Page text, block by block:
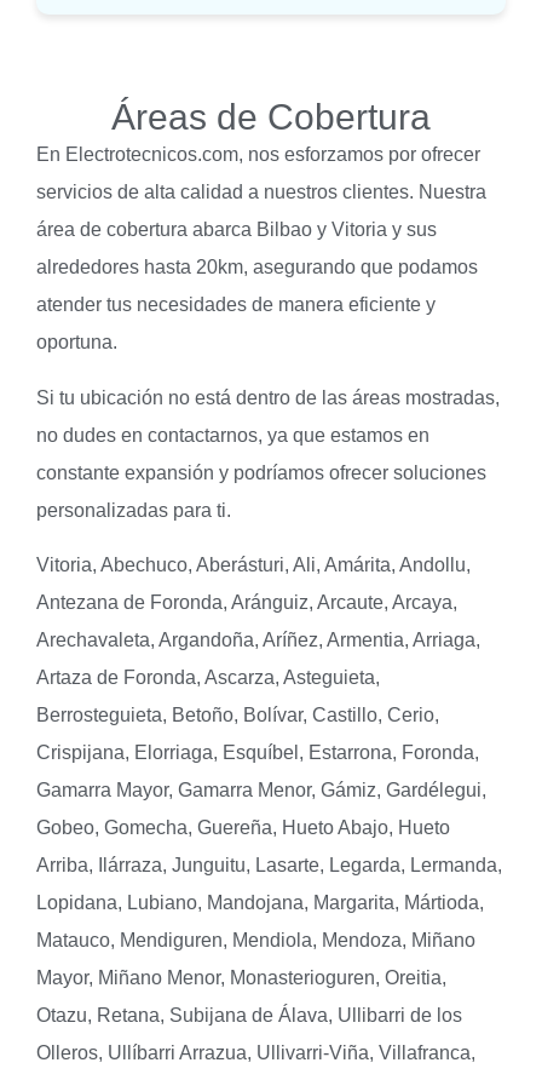
Áreas de Cobertura
En Electrotecnicos.com, nos esforzamos por ofrecer
servicios de alta calidad a nuestros clientes. Nuestra
área de cobertura abarca Bilbao y Vitoria y sus
alrededores hasta 20km, asegurando que podamos
atender tus necesidades de manera eficiente y
oportuna.
Si tu ubicación no está dentro de las áreas mostradas,
no dudes en contactarnos, ya que estamos en
constante expansión y podríamos ofrecer soluciones
personalizadas para ti.
Vitoria, Abechuco, Aberásturi, Ali, Amárita, Andollu,
Antezana de Foronda, Aránguiz, Arcaute, Arcaya,
Arechavaleta, Argandoña, Aríñez, Armentia, Arriaga,
Artaza de Foronda, Ascarza, Asteguieta,
Berrosteguieta, Betoño, Bolívar, Castillo, Cerio,
Crispijana, Elorriaga, Esquíbel, Estarrona, Foronda,
Gamarra Mayor, Gamarra Menor, Gámiz, Gardélegui,
Gobeo, Gomecha, Guereña, Hueto Abajo, Hueto
Arriba, Ilárraza, Junguitu, Lasarte, Legarda, Lermanda,
Lopidana, Lubiano, Mandojana, Margarita, Mártioda,
Matauco, Mendiguren, Mendiola, Mendoza, Miñano
Mayor, Miñano Menor, Monasterioguren, Oreitia,
Otazu, Retana, Subijana de Álava, Ullibarri de los
Olleros, Ullíbarri Arrazua, Ullivarri-Viña, Villafranca,